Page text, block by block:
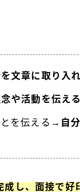
文章に取り入れ
や活動を伝える
を伝える→ 自
成し、面接で好